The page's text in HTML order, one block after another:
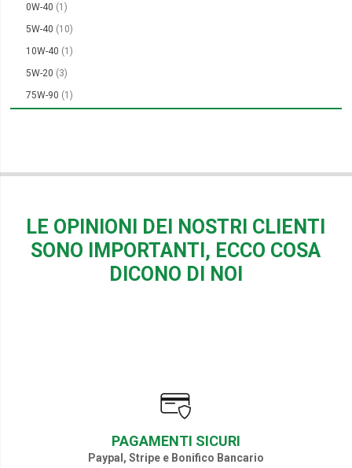
0W-40 1elemento
5W-40 10elementi
10W-40 1elemento
5W-20 3elementi
75W-90 1elemento
LE OPINIONI DEI NOSTRI CLIENTI
SONO IMPORTANTI, ECCO COSA
DICONO DI NOI
PAGAMENTI SICURI
Paypal, Stripe e Bonifico Bancario